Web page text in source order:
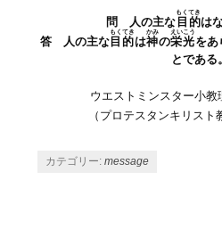
問 人の主な 目的
もくてき
は
答 人の主な 目的
もくてき
は神
かみ
の栄光
えいこう
をあ
とである。
ウエストミンスター小教
（プロテスタンキリスト
カテゴリー:message